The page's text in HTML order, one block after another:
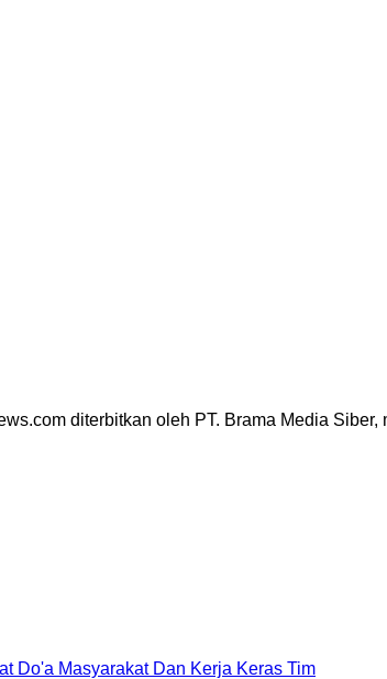
diterbitkan oleh PT. Brama Media
Do'a Masyarakat Dan Kerja Keras Tim